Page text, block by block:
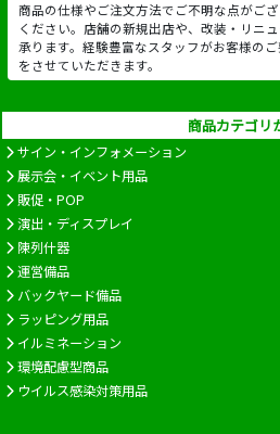
商品の仕様やご注文方法でご不明な点がご
ください。店舗の新規出店や、改装・リニ
承ります。経験豊富なスタッフがお客様の
をさせていただきます。
商品カテゴリ
サイン・インフォメーション
展示会・イベント用品
販促・POP
演出・ディスプレイ
陳列什器
運営備品
バックヤード備品
ラッピング用品
イルミネーション
環境配慮型商品
ウイルス感染対策用品